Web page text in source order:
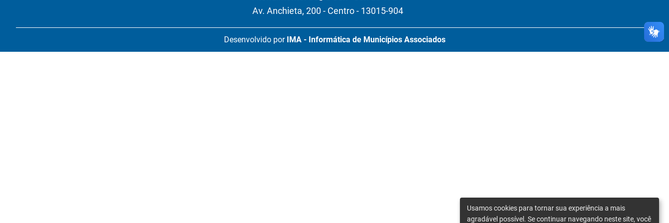
Av. Anchieta, 200 - Centro - 13015-904
Desenvolvido por IMA - Informática de Municípios Associados
Usamos cookies para tornar sua experiência a mais
agradável possível. Se continuar navegando neste site, você